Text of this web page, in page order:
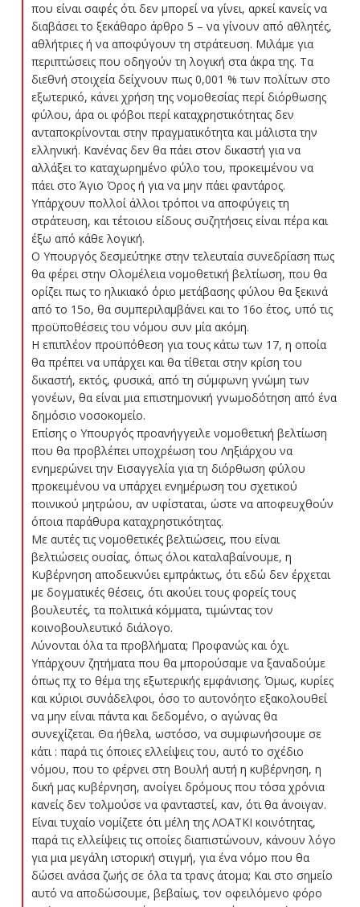
που είναι σαφές ότι δεν μπορεί να γίνει, αρκεί κανείς να
διαβάσει το ξεκάθαρο άρθρο 5 – να γίνουν από αθλητές,
αθλήτριες ή να αποφύγουν τη στράτευση. Μιλάμε για
περιπτώσεις που οδηγούν τη λογική στα άκρα της. Τα
διεθνή στοιχεία δείχνουν πως 0,001 % των πολίτων στο
εξωτερικό, κάνει χρήση της νομοθεσίας περί διόρθωσης
φύλου, άρα οι φόβοι περί καταχρηστικότητας δεν
ανταποκρίνονται στην πραγματικότητα και μάλιστα την
ελληνική. Κανένας δεν θα πάει στον δικαστή για να
αλλάξει το καταχωρημένο φύλο του, προκειμένου να
πάει στο Άγιο Όρος ή για να μην πάει φαντάρος.
Υπάρχουν πολλοί άλλοι τρόποι να αποφύγεις τη
στράτευση, και τέτοιου είδους συζητήσεις είναι πέρα και
έξω από κάθε λογική.
Ο Υπουργός δεσμεύτηκε στην τελευταία συνεδρίαση πως
θα φέρει στην Ολομέλεια νομοθετική βελτίωση, που θα
ορίζει πως το ηλικιακό όριο μετάβασης φύλου θα ξεκινά
από το 15ο, θα συμπεριλαμβάνει και το 16ο έτος, υπό τις
προϋποθέσεις του νόμου συν μία ακόμη.
Η επιπλέον προϋπόθεση για τους κάτω των 17, η οποία
θα πρέπει να υπάρχει και θα τίθεται στην κρίση του
δικαστή, εκτός, φυσικά, από τη σύμφωνη γνώμη των
γονέων, θα είναι μια επιστημονική γνωμοδότηση από ένα
δημόσιο νοσοκομείο.
Επίσης ο Υπουργός προανήγγειλε νομοθετική βελτίωση
που θα προβλέπει υποχρέωση του Ληξιάρχου να
ενημερώνει την Εισαγγελία για τη διόρθωση φύλου
προκειμένου να υπάρχει ενημέρωση του σχετικού
ποινικού μητρώου, αν υφίσταται, ώστε να αποφευχθούν
όποια παράθυρα καταχρηστικότητας.
Με αυτές τις νομοθετικές βελτιώσεις, που είναι
βελτιώσεις ουσίας, όπως όλοι καταλαβαίνουμε, η
Κυβέρνηση αποδεικνύει εμπράκτως, ότι εδώ δεν έρχεται
με δογματικές θέσεις, ότι ακούει τους φορείς τους
βουλευτές, τα πολιτικά κόμματα, τιμώντας τον
κοινοβουλευτικό διάλογο.
Λύνονται όλα τα προβλήματα; Προφανώς και όχι.
Υπάρχουν ζητήματα που θα μπορούσαμε να ξαναδούμε
όπως πχ το θέμα της εξωτερικής εμφάνισης. Όμως, κυρίες
και κύριοι συνάδελφοι, όσο το αυτονόητο εξακολουθεί
να μην είναι πάντα και δεδομένο, ο αγώνας θα
συνεχίζεται. Θα ήθελα, ωστόσο, να συμφωνήσουμε σε
κάτι : παρά τις όποιες ελλείψεις του, αυτό το σχέδιο
νόμου, που το φέρνει στη Βουλή αυτή η κυβέρνηση, η
δική μας κυβέρνηση, ανοίγει δρόμους που τόσα χρόνια
κανείς δεν τολμούσε να φανταστεί, καν, ότι θα άνοιγαν.
Είναι τυχαίο νομίζετε ότι μέλη της ΛΟΑΤΚΙ κοινότητας,
παρά τις ελλείψεις τις οποίες διαπιστώνουν, κάνουν λόγο
για μια μεγάλη ιστορική στιγμή, για ένα νόμο που θα
δώσει ανάσα ζωής σε όλα τα τρανς άτομα; Και στο σημείο
αυτό να αποδώσουμε, βεβαίως, τον οφειλόμενο φόρο